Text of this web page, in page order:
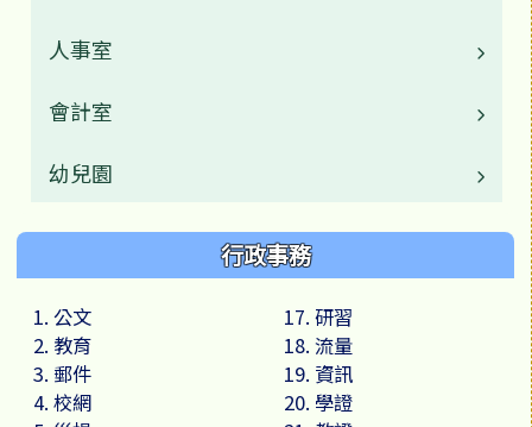
校園公告
活動相簿
榮譽榜
校園公告
業務職掌
活動相簿
榮譽榜
行事曆
人事室
業務職掌
校園公告
活動相簿
榮譽榜
會計室
業務職掌
校園公告
幼兒園
校園公告
活動相簿
榮譽榜
行政事務
1. 公文
2. 教育
3. 郵件
4. 校網
17. 研習
18. 流量
19. 資訊
20. 學證